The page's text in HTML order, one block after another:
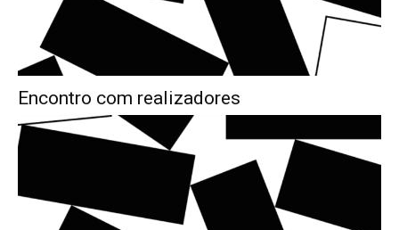
Encontro com realizadores